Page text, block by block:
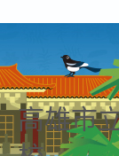
高雄市